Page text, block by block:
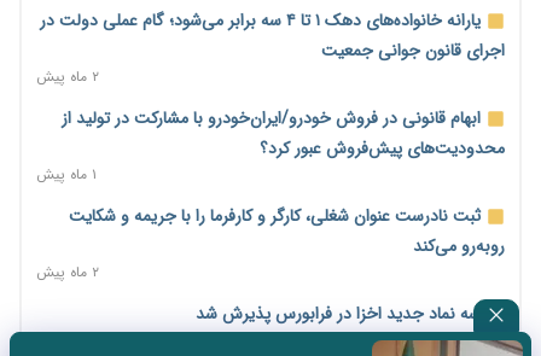
اختیارات جدید گمرکات برای تمدید ورود موقت کالا و خودرو تا
مرحله سیزدهم کالابرگ در سایه تورم؛ قدرت خرید یارانه یک‌میلیونی
۱۴ مرداد؛ اولین «روز ملی کارفرما» در تقویم رسمی ایران/«روز ملی
یارانه خانواده‌های دهک ۱ تا ۴ سه برابر می‌شود؛ گام عملی دولت در
اجرای قانون جوانی جمعیت
۲ ماه پیش
ابهام قانونی در فروش خودرو/ایران‌خودرو با مشارکت در تولید از
محدودیت‌های پیش‌فروش عبور کرد؟
۱ ماه پیش
ثبت نادرست عنوان شغلی، کارگر و کارفرما را با جریمه و شکایت
روبه‌رو می‌کند
۲ ماه پیش
سه نماد جدید اخزا در فرابورس پذیرش شد